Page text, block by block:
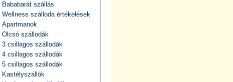
Bababarát szállás
Wellness szálloda értékelések
Apartmanok
Olcsó szállodák
3 csillagos szállodák
4 csillagos szállodák
5 csillagos szállodák
Kastélyszállók